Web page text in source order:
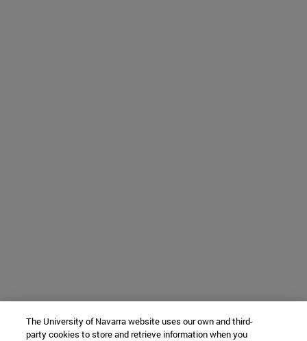
The University of Navarra website uses our own and third-
party cookies to store and retrieve information when you